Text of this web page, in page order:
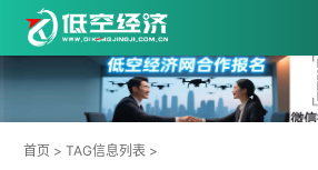
首页 > TAG信息列表 >